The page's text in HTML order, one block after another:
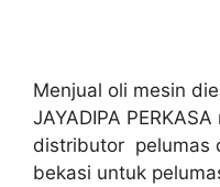
Menjual oli mesin
JAYADIPA
distributor pelumas
bekasi untuk